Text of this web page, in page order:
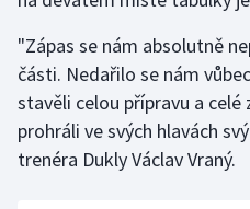
Lyže a snowboard
Moderní pětiboj
"Zápas se nám absolutně
části. Nedařilo se nám
stavěli celou přípravu a celé
prohráli ve svých hlavách
trenéra Dukly Václav Vraný.